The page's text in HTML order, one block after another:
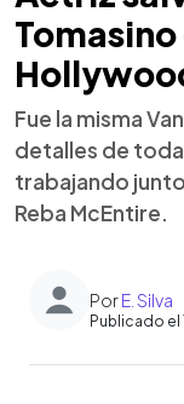
Fue la misma
detalles de
trabajando
Reba McEntire.
PorE. Silva
Publicado el